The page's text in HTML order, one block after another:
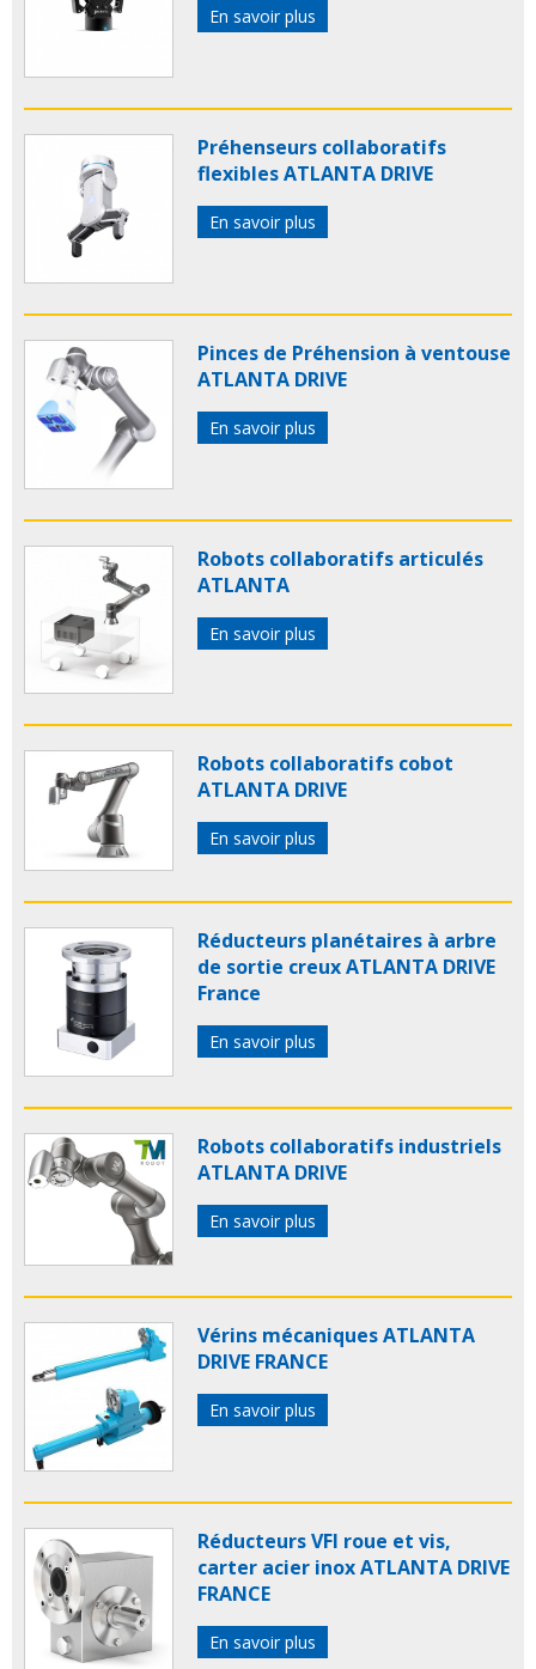
En savoir plus
Préhenseurs collaboratifs
flexibles ATLANTA DRIVE
En savoir plus
Pinces de Préhension à ventouse
ATLANTA DRIVE
En savoir plus
Robots collaboratifs articulés
ATLANTA
En savoir plus
Robots collaboratifs cobot
ATLANTA DRIVE
En savoir plus
Réducteurs planétaires à arbre
de sortie creux ATLANTA DRIVE
France
En savoir plus
Robots collaboratifs industriels
ATLANTA DRIVE
En savoir plus
Vérins mécaniques ATLANTA
DRIVE FRANCE
En savoir plus
Réducteurs VFI roue et vis,
carter acier inox ATLANTA DRIVE
FRANCE
En savoir plus